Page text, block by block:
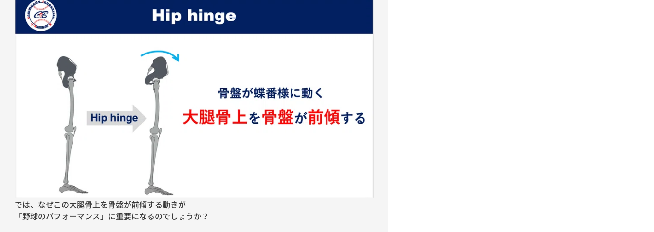
では、なぜこの大腿骨上を骨盤が前傾する動きが
「野球のパフォーマンス」に重要になるのでしょうか？